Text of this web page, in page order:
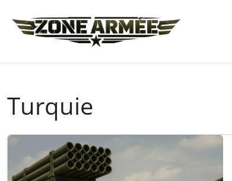
Turquie